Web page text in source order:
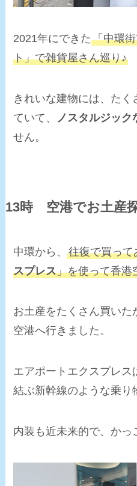
2021年にできた「中環
ト」で雑貨屋さん巡り♪
きれいな建物には、た
ていて、
ノスタルジック
せん。
13時 空港でお土産
中環から、往復で買って
スプレス」を使って香港
お土産をたくさん買いた
空港へ行きました。
エアポートエクスプレス
結ぶ新幹線のような乗り
内装も近未来的で、かっ